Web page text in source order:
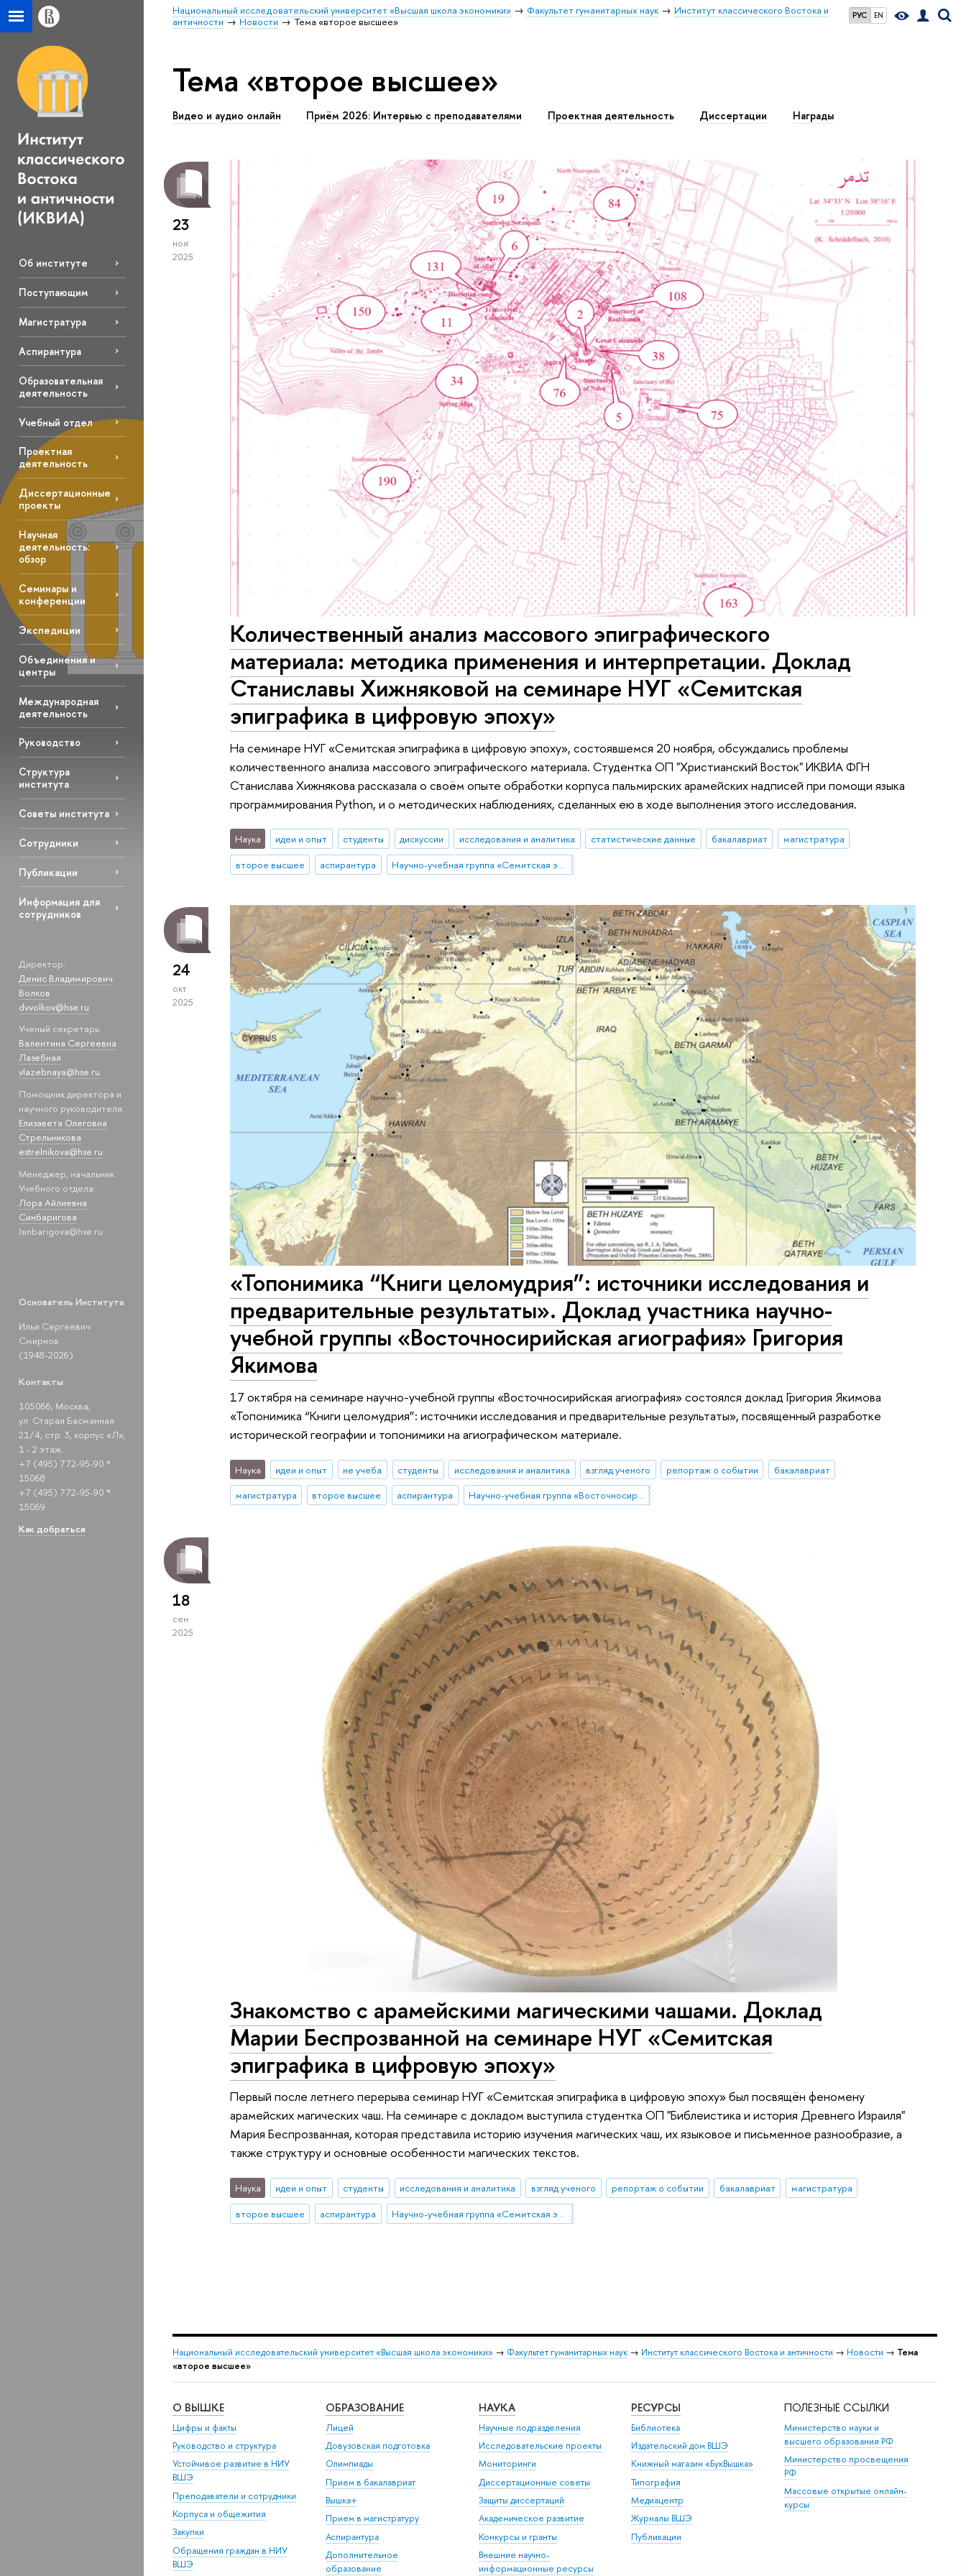
РУС EN
Национальный исследовательский университет «Высшая школа экономики» Факультет гуманитарных наук
Институт классического Востока и
античности
Новости Тема «второе высшее»
Об институте
Поступающим
Магистратура
Аспирантура
Образовательная
деятельность
Учебный отдел
Проектная
деятельность
Диссертационные
проекты
Научная
деятельность:
обзор
Семинары и
конференции
Экспедиции
Объединения и
центры
Международная
деятельность
Руководство
Структура
института
Советы института
Сотрудники
Публикации
Информация для
сотрудников
Директор:
Денис Владимирович
Волков
dvvolkov@hse.ru
Ученый секретарь:
Валентина Сергеевна
Лазебная
vlazebnaya@hse.ru
Помощник директора и
научного руководителя:
Елизавета Олеговна
Стрельникова
estrelnikova@hse.ru
Менеджер, начальник
Учебного отдела:
Лора Айлиевна
Синбаригова
lsinbarigova@hse.ru
Основатель Института
Илья Сергеевич
Смирнов
(1948-2026)
Контакты
105066, Москва,
ул. Старая Басманная
21/4, стр. 3, корпус «Л»,
1 - 2 этаж.
+7 (495) 772-95-90 *
15068
+7 (495) 772-95-90 *
15069
Как добраться
Тема «второе высшее»
Видео и аудио онлайн Приём 2026: Интервью с преподавателями Проектная деятельность Диссертации Награды
23
ноя
2025
Количественный анализ массового эпиграфического
материала: методика применения и интерпретации. Доклад
Станиславы Хижняковой на семинаре НУГ «Семитская
эпиграфика в цифровую эпоху»
На семинаре НУГ «Семитская эпиграфика в цифровую эпоху», состоявшемся 20 ноября, обсуждались проблемы
количественного анализа массового эпиграфического материала. Студентка ОП "Христианский Восток" ИКВИА ФГН
Станислава Хижнякова рассказала о своём опыте обработки корпуса пальмирских арамейских надписей при помощи языка
программирования Python, и о методических наблюдениях, сделанных ею в ходе выполнения этого исследования.
Наука идеи и опыт студенты дискуссии исследования и аналитика статистические данные бакалавриат
магистратура
второе высшее
аспирантура Научно-учебная группа «Семитская эпиграфика в цифровую эпоху»
24
окт
2025
«Топонимика “Книги целомудрия”: источники исследования и
предварительные результаты». Доклад участника научно-
учебной группы «Восточносирийская агиография» Григория
Якимова
17 октября на семинаре научно-учебной группы «Восточносирийская агиография» состоялся доклад Григория Якимова
«Топонимика “Книги целомудрия”: источники исследования и предварительные результаты», посвященный разработке
исторической географии и топонимики на агиографическом материале.
Наука идеи и опыт не учеба студенты исследования и аналитика взгляд ученого репортаж о событии
бакалавриат
магистратура
второе высшее аспирантура Научно-учебная группа «Восточносирийская агиография»
18
сен
2025
Знакомство с арамейскими магическими чашами. Доклад
Марии Беспрозванной на семинаре НУГ «Семитская
эпиграфика в цифровую эпоху»
Первый после летнего перерыва семинар НУГ «Семитская эпиграфика в цифровую эпоху» был посвящён феномену
арамейских магических чаш. На семинаре с докладом выступила студентка ОП "Библеистика и история Древнего Израиля"
Мария Беспрозванная, которая представила историю изучения магических чаш, их языковое и письменное разнообразие, а
также структуру и основные особенности магических текстов.
Наука идеи и опыт студенты исследования и аналитика взгляд ученого репортаж о событии бакалавриат
магистратура
второе высшее
аспирантура Научно-учебная группа «Семитская эпиграфика в цифровую эпоху»
Национальный исследовательский университет «Высшая школа экономики» → Факультет гуманитарных наук → Институт классического Востока и античности → Новости → Тема
«второе высшее»
О ВЫШКЕ
Цифры и факты
Руководство и структура
Устойчивое развитие в НИУ
ВШЭ
Преподаватели и сотрудники
Корпуса и общежития
Закупки
Обращения граждан в НИУ
ВШЭ
ОБРАЗОВАНИЕ
Лицей
Довузовская подготовка
Олимпиады
Прием в бакалавриат
Вышка+
Прием в магистратуру
Аспирантура
Дополнительное
образование
НАУКА
Научные подразделения
Исследовательские проекты
Мониторинги
Диссертационные советы
Защиты диссертаций
Академическое развитие
Конкурсы и гранты
Внешние научно-
информационные ресурсы
РЕСУРСЫ
Библиотека
Издательский дом ВШЭ
Книжный магазин «БукВышка»
Типография
Медиацентр
Журналы ВШЭ
Публикации
ПОЛЕЗНЫЕ ССЫЛКИ
Министерство науки и
высшего образования РФ
Министерство просвещения
РФ
Массовые открытые онлайн-
курсы